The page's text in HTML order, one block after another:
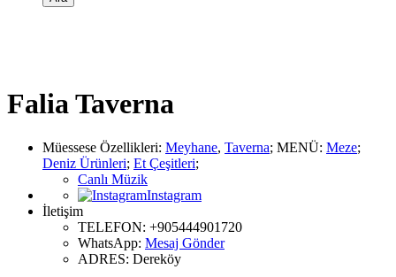
Falia Taverna
Müessese Özellikleri: Meyhane, Taverna; MENÜ: Meze;
Deniz Ürünleri; Et Çeşitleri;
Canlı Müzik
Instagram
İletişim
TELEFON: +905444901720
WhatsApp: Mesaj Gönder
ADRES: Dereköy